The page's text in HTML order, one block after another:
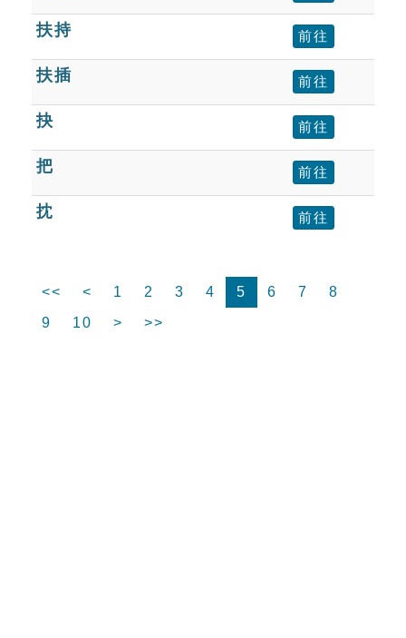
扶持 前往
扶插 前往
抉 前往
把 前往
抌 前往
<< < 1 2 3 4 5 6 7
8
9
10 > >>